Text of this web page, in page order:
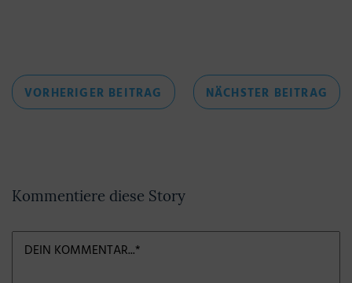
Beitragsnavigation
VORHERIGER BEITRAG VORHERIGER
BEITRAG
NÄCHSTER BEITRAG
Kommentiere diese Story